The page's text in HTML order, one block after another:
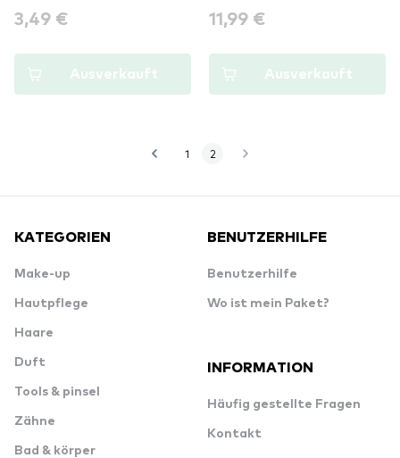
3,49 €
Ausverkauft
11,99 €
Ausverkauft
1 2
KATEGORIEN
Make-up
Hautpflege
Haare
Duft
Tools & pinsel
Zähne
Bad & körper
BENUTZERHILFE
Benutzerhilfe
Wo ist mein Paket?
INFORMATION
Häufig gestellte Fragen
Kontakt